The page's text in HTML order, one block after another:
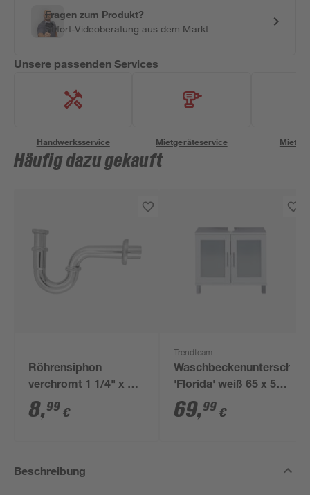
Fragen zum Produkt?
Sofort-Videoberatung aus dem Markt
Unsere passenden Services
Handwerksservice Mietgeräteservice
Häufig dazu gekauft
Röhrensiphon
verchromt 1 1/4" x 32
mm
8,99 €
Trendteam
'Florida' weiß 65 x 56
x 33 cm
69,99 €
Beschreibung